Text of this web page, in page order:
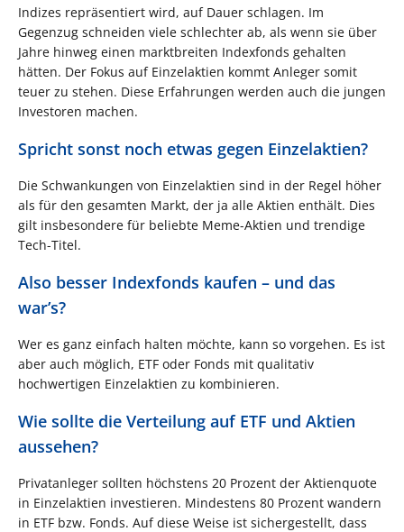
Indizes repräsentiert wird, auf Dauer schlagen. Im
Gegenzug schneiden viele schlechter ab, als wenn sie über
Jahre hinweg einen marktbreiten Indexfonds gehalten
hätten. Der Fokus auf Einzelaktien kommt Anleger somit
teuer zu stehen. Diese Erfahrungen werden auch die jungen
Investoren machen.
Spricht sonst noch etwas gegen Einzelaktien?
Die Schwankungen von Einzelaktien sind in der Regel höher
als für den gesamten Markt, der ja alle Aktien enthält. Dies
gilt insbesondere für beliebte Meme-Aktien und trendige
Tech-Titel.
Also besser Indexfonds kaufen – und das
war’s?
Wer es ganz einfach halten möchte, kann so vorgehen. Es ist
aber auch möglich, ETF oder Fonds mit qualitativ
hochwertigen Einzelaktien zu kombinieren.
Wie sollte die Verteilung auf ETF und Aktien
aussehen?
Privatanleger sollten höchstens 20 Prozent der Aktienquote
in Einzelaktien investieren. Mindestens 80 Prozent wandern
in ETF bzw. Fonds. Auf diese Weise ist sichergestellt, dass